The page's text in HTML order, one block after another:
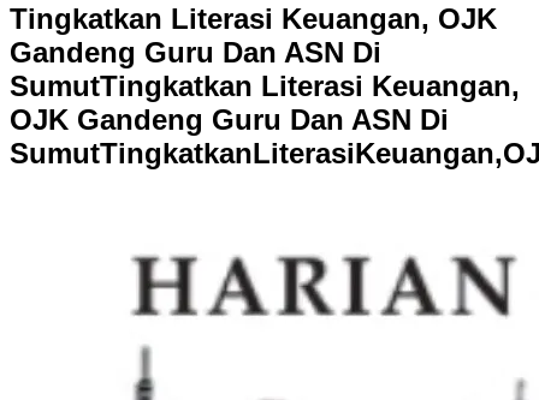
Tingkatkan Literasi Keuangan, OJK
Gandeng Guru Dan ASN Di
SumutTingkatkan Literasi Keuangan,
OJK Gandeng Guru Dan ASN Di
SumutTingkatkanLiterasiKeuangan,O